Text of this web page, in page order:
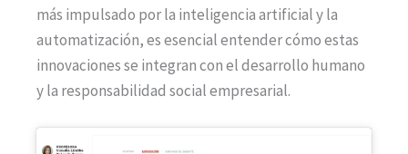
más impulsado por la inteligencia artificial y la
automatización, es esencial entender cómo estas
innovaciones se integran con el desarrollo humano
y la responsabilidad social empresarial.